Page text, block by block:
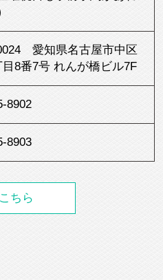
愛知県名古屋市中区
目8番7号 れんが橋ビル7F
8902
8903
ちら